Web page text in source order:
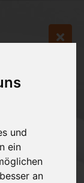
und
ein
an